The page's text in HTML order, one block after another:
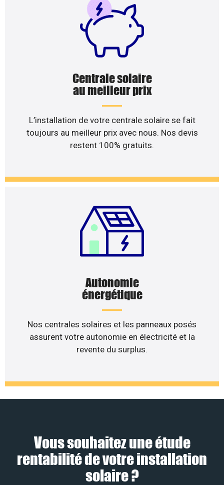
Centrale solaire
au meilleur prix
L’installation de votre centrale solaire se fait
toujours au meilleur prix avec nous. Nos devis
restent 100% gratuits.
Autonomie
énergétique
Nos centrales solaires et les panneaux posés
assurent votre autonomie en électricité et la
revente du surplus.
Vous souhaitez une étude
rentabilité de votre installation
solaire ?